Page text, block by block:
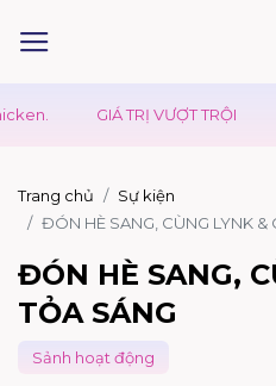
GIÁ TRỊ VƯỢT TRỘI CUỐI
Trang chủ
Sự kiện
ĐÓN HÈ SANG, CÙNG LYNK &
ĐÓN HÈ SANG,
TỎA SÁNG
Sảnh hoạt động